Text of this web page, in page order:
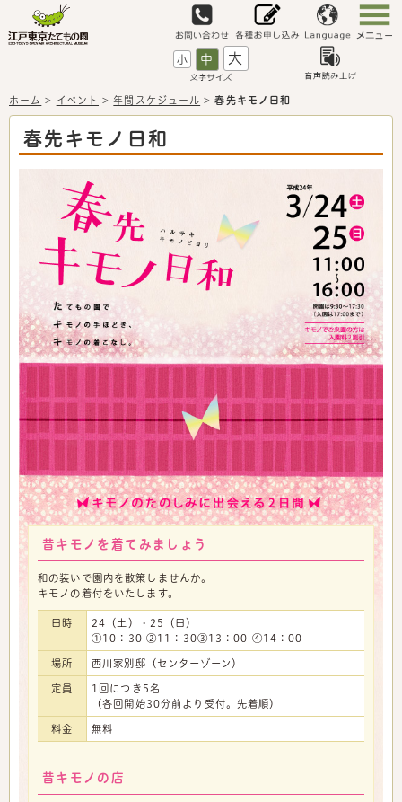
小 中 大
ホーム > イベント >年間スケジュール >春先キモノ日和
春先キモノ日和
昔キモノを着てみましょう
和の装いで園内を散策しませんか。
キモノの着付をいたします。
日時
24（土）・25（日）
①10：30 ②11：30③13：00 ④14：00
場所 西川家別邸（センターゾーン）
定員
1回につき5名
（各回開始30分前より受付。先着順）
料金 無料
昔キモノの店